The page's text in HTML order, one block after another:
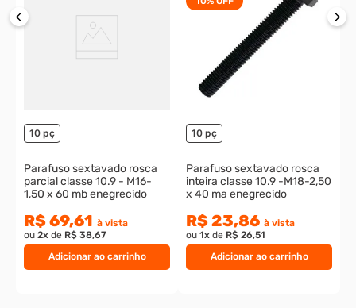
Adicionar ao carrinho
10 pç
Parafuso sextavado rosca
parcial classe 10.9 - M16-
1,50 x 60 mb enegrecido
R$ 69,61 à vista
ou 2x de R$ 38,67
Adicionar ao carrinho
10 pç
Parafuso sextavado rosca
inteira classe 10.9 -M18-2,50
x 40 ma enegrecido
R$ 23,86 à vista
ou 1x de R$ 26,51